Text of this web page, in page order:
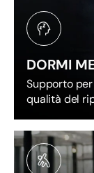
l
DORMI
Supporto
qualità del